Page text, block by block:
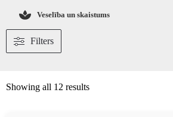
Veselība un skaistums
Filters
Showing all 12 results